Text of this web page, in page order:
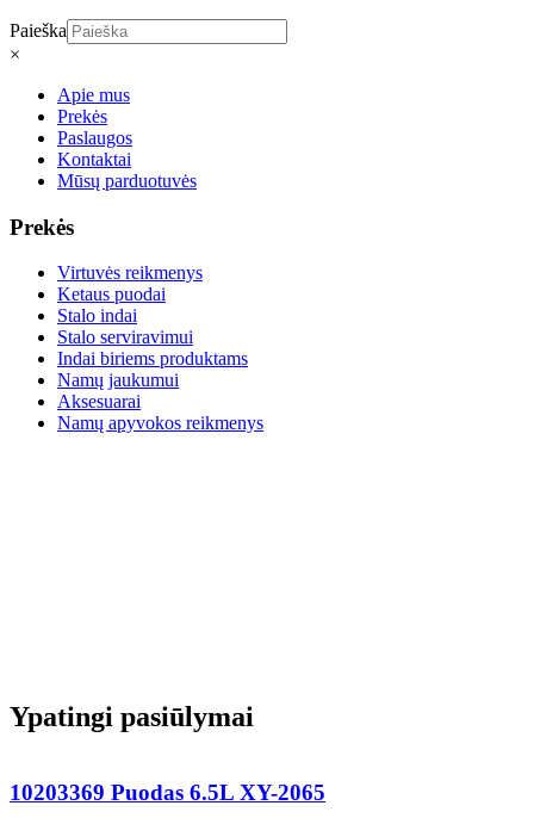
Paieška
×
Apie mus
Prekės
Paslaugos
Kontaktai
Mūsų parduotuvės
Prekės
Virtuvės reikmenys
Ketaus puodai
Stalo indai
Stalo serviravimui
Indai biriems produktams
Namų jaukumui
Aksesuarai
Namų apyvokos reikmenys
Ypatingi pasiūlymai
10203369 Puodas 6.5L XY-2065